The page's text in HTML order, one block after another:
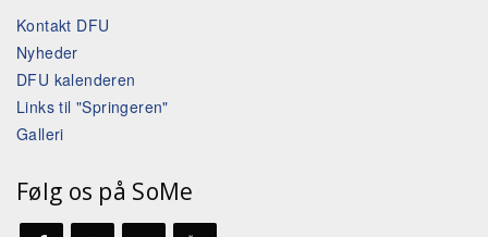
Kontakt DFU
Nyheder
DFU kalenderen
Links til "Springeren"
Galleri
Følg os på SoMe